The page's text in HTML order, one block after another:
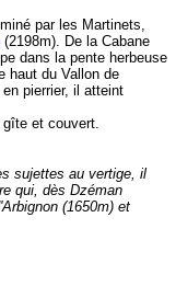
par les Martinets,
(2198m). De la Cabane
dans la pente herbeuse
haut du Vallon de
pierrier, il atteint
et couvert.
sujettes au vertige, il
qui, dès Dzéman
(1650m) et